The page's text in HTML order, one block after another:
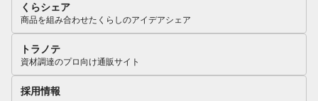
くらシェア
商品を組み合わせたくらしのアイデアシェア
トラノテ
資材調達のプロ向け通販サイト
採用情報